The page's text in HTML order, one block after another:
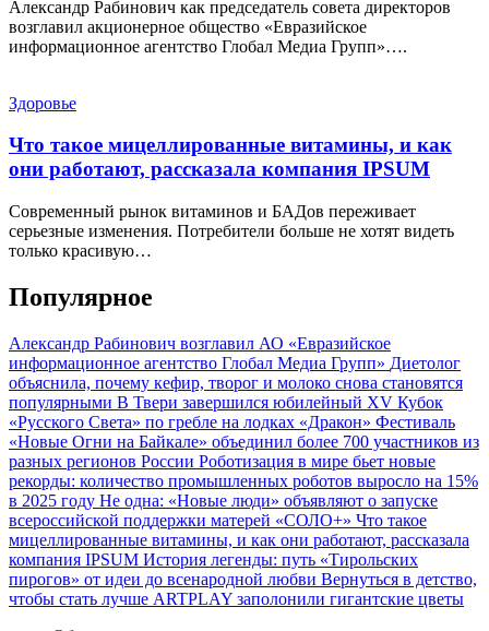
Александр Рабинович как председатель совета директоров
возглавил акционерное общество «Евразийское
информационное агентство Глобал Медиа Групп»….
Здоровье
Что такое мицеллированные витамины, и как
они работают, рассказала компания IPSUM
Современный рынок витаминов и БАДов переживает
серьезные изменения. Потребители больше не хотят видеть
только красивую…
Популярное
Александр Рабинович возглавил АО «Евразийское
информационное агентство Глобал Медиа Групп» Диетолог
объяснила, почему кефир, творог и молоко снова становятся
популярными В Твери завершился юбилейный XV Кубок
«Русского Света» по гребле на лодках «Дракон» Фестиваль
«Новые Огни на Байкале» объединил более 700 участников из
разных регионов России Роботизация в мире бьет новые
рекорды: количество промышленных роботов выросло на 15%
в 2025 году Не одна: «Новые люди» объявляют о запуске
всероссийской поддержки матерей «СОЛО+» Что такое
мицеллированные витамины, и как они работают, рассказала
компания IPSUM История легенды: путь «Тирольских
пирогов» от идеи до всенародной любви Вернуться в детство,
чтобы стать лучше ARTPLAY заполонили гигантские цветы